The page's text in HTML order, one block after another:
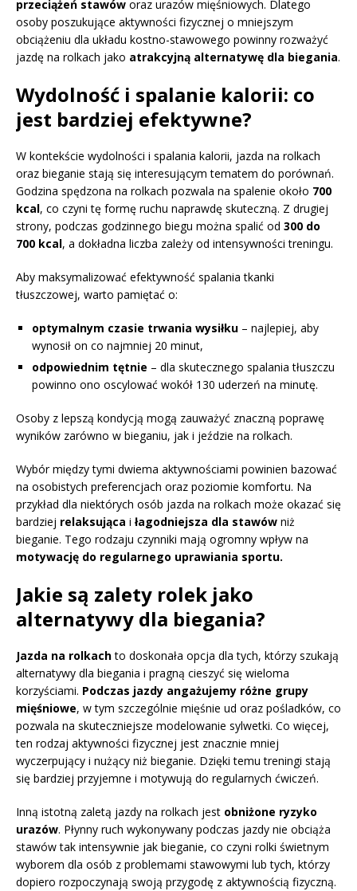
przeciążeń stawów oraz urazów mięśniowych. Dlatego
osoby poszukujące aktywności fizycznej o mniejszym
obciążeniu dla układu kostno-stawowego powinny rozważyć
jazdę na rolkach jako atrakcyjną alternatywę dla biegania.
Wydolność i spalanie kalorii: co
jest bardziej efektywne?
W kontekście wydolności i spalania kalorii, jazda na rolkach
oraz bieganie stają się interesującym tematem do porównań.
Godzina spędzona na rolkach pozwala na spalenie około 700
kcal, co czyni tę formę ruchu naprawdę skuteczną. Z drugiej
strony, podczas godzinnego biegu można spalić od 300 do
700 kcal, a dokładna liczba zależy od intensywności treningu.
Aby maksymalizować efektywność spalania tkanki
tłuszczowej, warto pamiętać o:
optymalnym czasie trwania wysiłku – najlepiej, aby
wynosił on co najmniej 20 minut,
odpowiednim tętnie – dla skutecznego spalania tłuszczu
powinno ono oscylować wokół 130 uderzeń na minutę.
Osoby z lepszą kondycją mogą zauważyć znaczną poprawę
wyników zarówno w bieganiu, jak i jeździe na rolkach.
Wybór między tymi dwiema aktywnościami powinien bazować
na osobistych preferencjach oraz poziomie komfortu. Na
przykład dla niektórych osób jazda na rolkach może okazać się
bardziej relaksująca i łagodniejsza dla stawów niż
bieganie. Tego rodzaju czynniki mają ogromny wpływ na
motywację do regularnego uprawiania sportu.
Jakie są zalety rolek jako
alternatywy dla biegania?
Jazda na rolkachto doskonała opcja dla tych, którzy szukają
alternatywy dla biegania i pragną cieszyć się wieloma
korzyściami. Podczas jazdy angażujemy różne grupy
mięśniowe, w tym szczególnie mięśnie ud oraz pośladków, co
pozwala na skuteczniejsze modelowanie sylwetki. Co więcej,
ten rodzaj aktywności fizycznej jest znacznie mniej
wyczerpujący i nużący niż bieganie. Dzięki temu treningi stają
się bardziej przyjemne i motywują do regularnych ćwiczeń.
Inną istotną zaletą jazdy na rolkach jest obniżone ryzyko
urazów. Płynny ruch wykonywany podczas jazdy nie obciąża
stawów tak intensywnie jak bieganie, co czyni rolki świetnym
wyborem dla osób z problemami stawowymi lub tych, którzy
dopiero rozpoczynają swoją przygodę z aktywnością fizyczną.